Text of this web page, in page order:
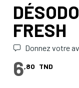
FRESH
Donnez votre
6,80 TND